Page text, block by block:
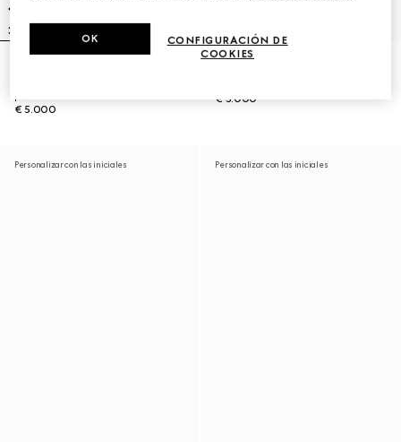
€ 5.000
€ 5.000
Personalizar con las iniciales Personalizar con las iniciales
CONFIGURACIÓN DE
COOKIES
OK